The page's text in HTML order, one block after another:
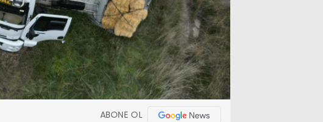
ABONE OL